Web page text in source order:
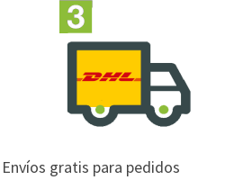
Envíos gratis para pedidos